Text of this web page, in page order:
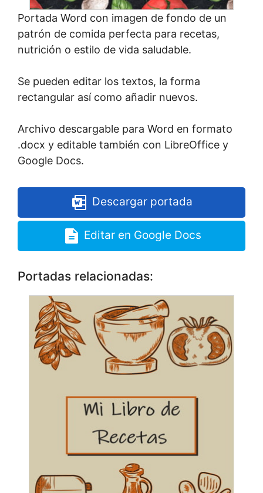
Portada Word con imagen de fondo de un
patrón de comida perfecta para recetas,
nutrición o estilo de vida saludable.
Se pueden editar los textos, la forma
rectangular así como añadir nuevos.
Archivo descargable para Word en formato
.docx y editable también con LibreOffice y
Google Docs.
Descargar portada
Editar en Google Docs
Portadas relacionadas: